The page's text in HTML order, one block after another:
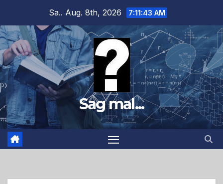
springen
Sa.. Aug. 8th, 2026 7:11:44 AM
Sag mal...